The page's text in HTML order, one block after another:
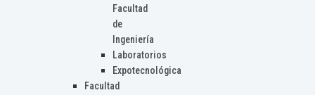
Facultad
de
Ingeniería
Laboratorios
Expotecnológica
Facultad